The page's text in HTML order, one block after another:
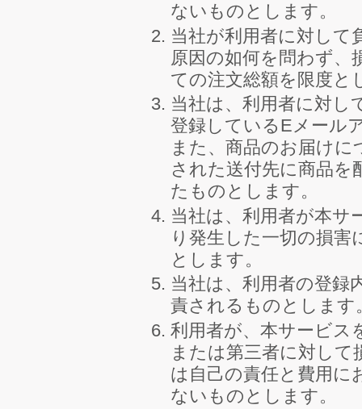
ないものとします。
当社が利用者に対して
原因の如何を問わず、
ての注文総額を限度と
当社は、利用者に対し
登録しているEメール
また、商品のお届けに
された送付先に商品
たものとします。
当社は、利用者が本
り発生した一切の損
とします。
当社は、利用者の登録
責されるものとします
利用者が、本サービス
または第三者に対して
は自己の責任と費用に
ないものとします。